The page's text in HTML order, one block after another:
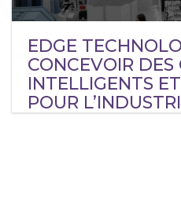
EDGE
CONCEVOIR DES
INTELLIGENTS
POUR